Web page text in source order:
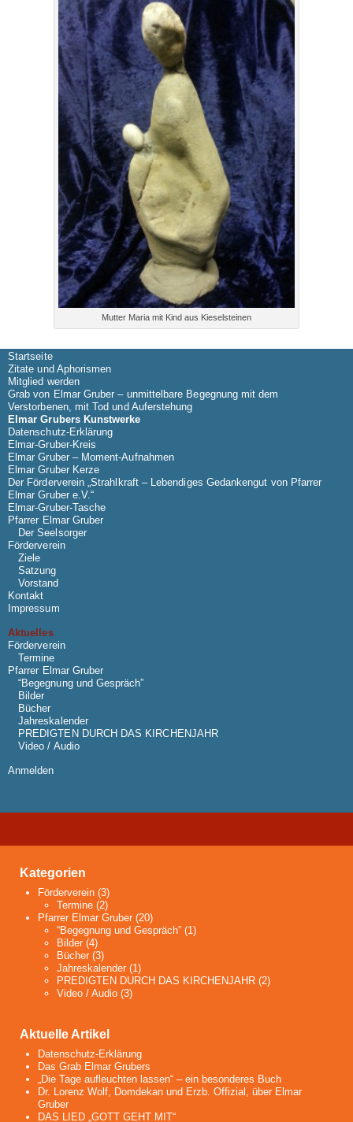
Mutter Maria mit Kind aus Kieselsteinen
Startseite
Zitate und Aphorismen
Mitglied werden
Grab von Elmar Gruber – unmittelbare Begegnung mit dem
Verstorbenen, mit Tod und Auferstehung
Elmar Grubers Kunstwerke
Datenschutz-Erklärung
Elmar-Gruber-Kreis
Elmar Gruber – Moment-Aufnahmen
Elmar Gruber Kerze
Der Förderverein „Strahlkraft – Lebendiges Gedankengut von Pfarrer
Elmar Gruber e.V.“
Elmar-Gruber-Tasche
Pfarrer Elmar Gruber
Der Seelsorger
Förderverein
Ziele
Satzung
Vorstand
Kontakt
Impressum
Aktuelles
Förderverein
Termine
Pfarrer Elmar Gruber
“Begegnung und Gespräch”
Bilder
Bücher
Jahreskalender
PREDIGTEN DURCH DAS KIRCHENJAHR
Video / Audio
Anmelden
Kategorien
Förderverein (3)
Termine(2)
Pfarrer Elmar Gruber (20)
“Begegnung und Gespräch”(1)
Bilder(4)
Bücher(3)
Jahreskalender(1)
PREDIGTEN DURCH DAS KIRCHENJAHR(2)
Video / Audio(3)
Aktuelle Artikel
Datenschutz-Erklärung
Das Grab Elmar Grubers
„Die Tage aufleuchten lassen“ – ein besonderes Buch
Dr. Lorenz Wolf, Domdekan und Erzb. Offizial, über Elmar
Gruber
DAS LIED „GOTT GEHT MIT“